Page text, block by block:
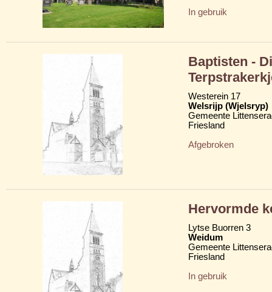
In gebruik
Baptisten -
Westerein 17
Welsrijp (Wjelsryp)
Gemeente
Friesland
Afgebroken
Hervormde
Lytse Buorren 3
Weidum
Gemeente
Friesland
In gebruik